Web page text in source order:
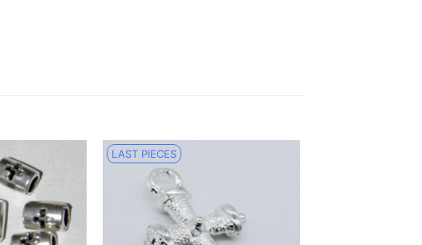
LAST PIECES